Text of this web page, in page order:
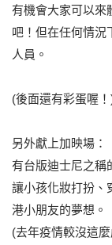
有機會大家可以來
吧！但在任何情況
人員。
(後面還有彩蛋喔！
另外獻上加映場：
有台版迪士尼之稱
讓小孩化妝打扮、
港小朋友的夢想。
(去年疫情較沒這